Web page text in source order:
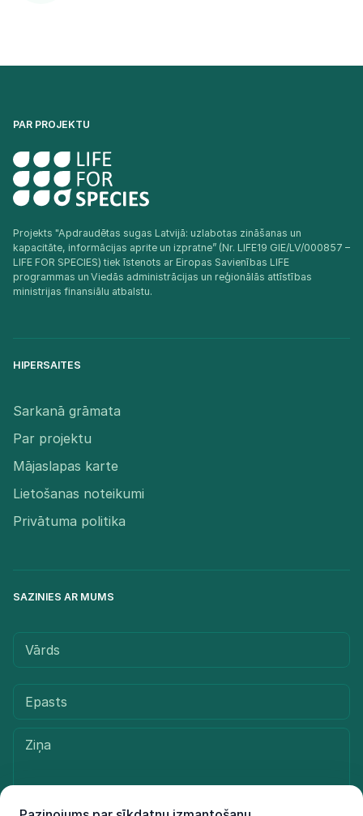
PAR PROJEKTU
Projekts "Apdraudētas sugas Latvijā: uzlabotas zināšanas un
kapacitāte, informācijas aprite un izpratne” (Nr. LIFE19 GIE/LV/000857 –
LIFE FOR SPECIES) tiek īstenots ar Eiropas Savienības LIFE
programmas un Viedās administrācijas un reģionālās attīstības
ministrijas finansiālu atbalstu.​
HIPERSAITES
Sarkanā grāmata
Par projektu
Mājaslapas karte
Lietošanas noteikumi
Privātuma politika
SAZINIES AR MUMS